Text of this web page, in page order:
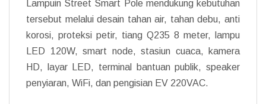
Lampuin Street Smart Pole mendukung kebutuhan
tersebut melalui desain tahan air, tahan debu, anti
korosi, proteksi petir, tiang Q235 8 meter, lampu
LED 120W, smart node, stasiun cuaca, kamera
HD, layar LED, terminal bantuan publik, speaker
penyiaran, WiFi, dan pengisian EV 220VAC.